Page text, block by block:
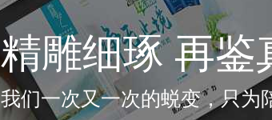
精雕细琢 再鉴
我们一次又一次的蜕变，只为